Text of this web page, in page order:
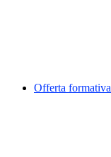
Offerta formativa